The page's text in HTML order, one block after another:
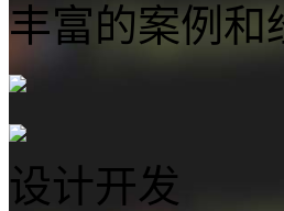
丰富的案例和
设计开发